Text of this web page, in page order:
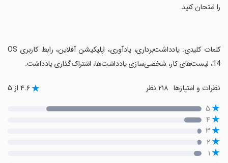
را امتحان کنید.
‏کلمات کلیدی: یادداشت‌برداری، یادآوری، اپلیکیشن آفلاین، رابط کاربری OS
14، لیست‌های کار، شخصی‌سازی یادداشت‌ها، اشتراک‌گذاری یادداشت.
نظرات و امتیازها ۴.۶ از ۵
۵
۴
۳
۲
۱